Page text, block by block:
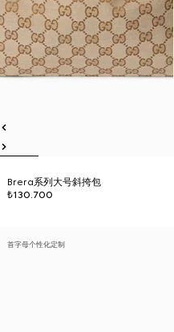
Brera系列大号斜挎包
₺130.700
首字母个性化定制